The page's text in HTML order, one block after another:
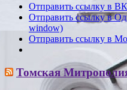
Отправить ссылку в
Отправить ссылку в
window)
Отправить ссылку в
Томская